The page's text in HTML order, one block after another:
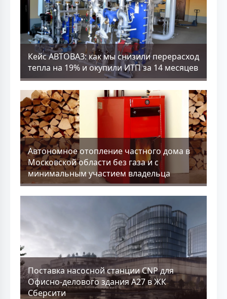
Кейс АВТОВАЗ: как мы снизили перерасход
тепла на 19% и окупили ИТП за 14 месяцев
Aвтономное отопление частного дома в
Московской области без газа и с
минимальным участием владельца
Поставка насосной станции CNP для
Офисно-делового здания А27 в ЖК
Сберсити